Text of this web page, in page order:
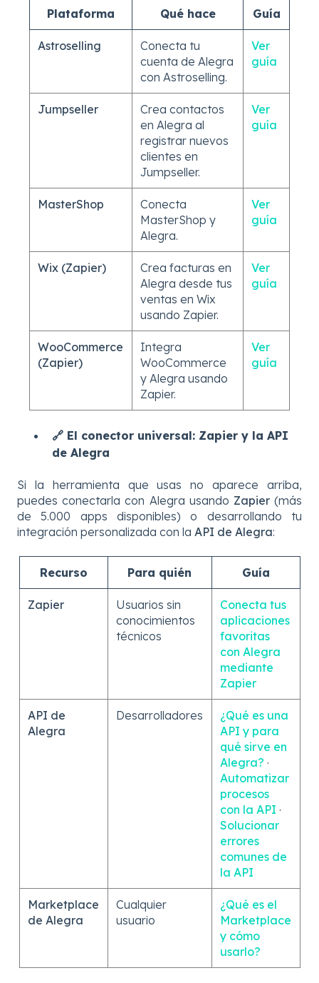
Plataforma Qué hace Guía
Astroselling
Conecta tu
cuenta de Alegra
con Astroselling.
Ver
guía
Jumpseller
Crea contactos
en Alegra al
registrar nuevos
clientes en
Jumpseller.
Ver
guía
MasterShop
Conecta
MasterShop y
Alegra.
Ver
guía
Wix (Zapier)
Crea facturas en
Alegra desde tus
ventas en Wix
usando Zapier.
Ver
guía
WooCommerce
(Zapier)
Integra
WooCommerce
y Alegra usando
Zapier.
Ver
guía
🔗 El conector universal: Zapier y la API
de Alegra
Si la herramienta que usas no aparece arriba,
puedes conectarla con Alegra usando Zapier(más
de 5.000 apps disponibles) o desarrollando tu
integración personalizada con la API de Alegra:
Recurso Para quién Guía
Zapier
Usuarios sin
conocimientos
técnicos
Conecta tus
aplicaciones
favoritas
con Alegra
mediante
Zapier
API de
Alegra
Desarrolladores
¿Qué es una
API y para
qué sirve en
Alegra? ·
Automatizar
procesos
con la API ·
Solucionar
errores
comunes de
la API
Marketplace
de Alegra
Cualquier
usuario
¿Qué es el
Marketplace
y cómo
usarlo?